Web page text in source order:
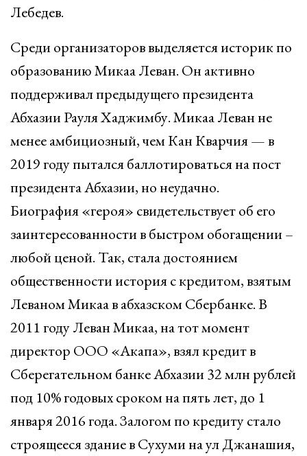
Лебедев.
Среди организаторов выделяется историк по
образованию Микаа Леван. Он активно
поддерживал предыдущего президента
Абхазии Рауля Хаджимбу. Микаа Леван не
менее амбициозный, чем Кан Кварчия — в
2019 году пытался баллотироваться на пост
президента Абхазии, но неудачно.
Биография «героя» свидетельствует об его
заинтересованности в быстром обогащении –
любой ценой. Так, стала достоянием
общественности история с кредитом, взятым
Леваном Микаа в абхазском Сбербанке. В
2011 году Леван Микаа, на тот момент
директор ООО «Акапа», взял кредит в
Сберегательном банке Абхазии 32 млн рублей
под 10% годовых сроком на пять лет, до 1
января 2016 года. Залогом по кредиту стало
строящееся здание в Сухуми на ул Джанашия,